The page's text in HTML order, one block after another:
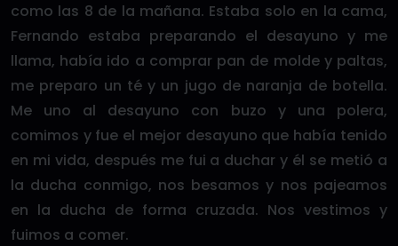
como las 8 de la mañana. Estaba solo en la cama,
Fernando estaba preparando el desayuno y me
llama, había ido a comprar pan de molde y paltas,
me preparo un té y un jugo de naranja de botella.
Me uno al desayuno con buzo y una polera,
comimos y fue el mejor desayuno que había tenido
en mi vida, después me fui a duchar y él se metió a
la ducha conmigo, nos besamos y nos pajeamos
en la ducha de forma cruzada. Nos vestimos y
fuimos a comer.